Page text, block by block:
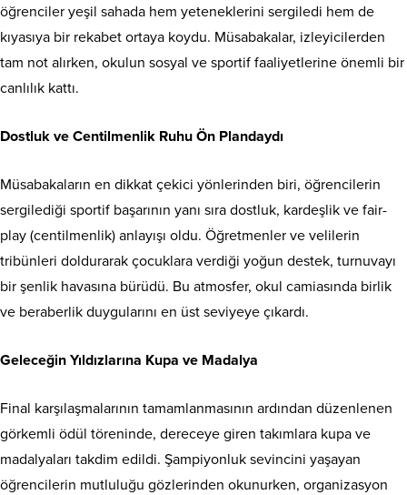
öğrenciler yeşil sahada hem yeteneklerini sergiledi hem de
kıyasıya bir rekabet ortaya koydu. Müsabakalar, izleyicilerden
tam not alırken, okulun sosyal ve sportif faaliyetlerine önemli bir
canlılık kattı.
Dostluk ve Centilmenlik Ruhu Ön Plandaydı
Müsabakaların en dikkat çekici yönlerinden biri, öğrencilerin
sergilediği sportif başarının yanı sıra dostluk, kardeşlik ve fair-
play (centilmenlik) anlayışı oldu. Öğretmenler ve velilerin
tribünleri doldurarak çocuklara verdiği yoğun destek, turnuvayı
bir şenlik havasına bürüdü. Bu atmosfer, okul camiasında birlik
ve beraberlik duygularını en üst seviyeye çıkardı.
Geleceğin Yıldızlarına Kupa ve Madalya
Final karşılaşmalarının tamamlanmasının ardından düzenlenen
görkemli ödül töreninde, dereceye giren takımlara kupa ve
madalyaları takdim edildi. Şampiyonluk sevincini yaşayan
öğrencilerin mutluluğu gözlerinden okunurken, organizasyon